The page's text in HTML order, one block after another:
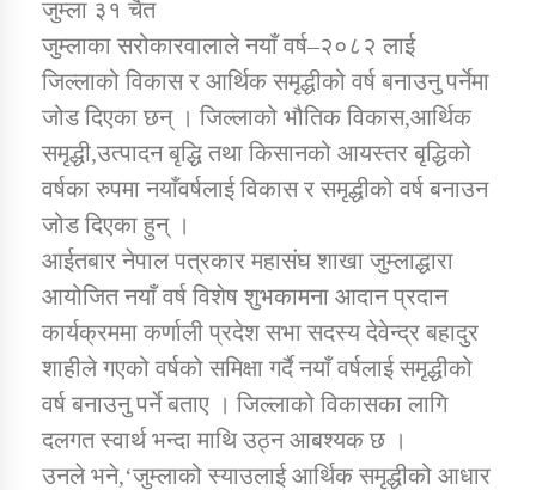
डिभिजन कार्यालय जुम्लाको सुचना सन्देश
कर्णाली प्रविधि शिक्षालय जुम्लाको सुचना
सामाजिक बिकास कार्यालय जुम्लाकाे सुचना
जुम्ला ३१ चैत
जुम्लाका सरोकारवालाले नयाँ वर्ष–२०८२ लाई
जिल्लाको विकास र आर्थिक समृद्धीको वर्ष बनाउनु पर्नेमा
जोड दिएका छन् । जिल्लाको भौतिक विकास,आर्थिक
समृद्धी,उत्पादन बृद्धि तथा किसानको आयस्तर बृद्धिको
वर्षका रुपमा नयाँवर्षलाई विकास र समृद्धीको वर्ष बनाउन
जोड दिएका हुन् ।
आईतबार नेपाल पत्रकार महासंघ शाखा जुम्लाद्धारा
आयोजित नयाँ वर्ष विशेष शुभकामना आदान प्रदान
कार्यक्रममा कर्णाली प्रदेश सभा सदस्य देवेन्द्र बहादुर
शाहीले गएको वर्षको समिक्षा गर्दै नयाँ वर्षलाई समृद्धीको
वर्ष बनाउनु पर्ने बताए । जिल्लाको विकासका लागि
दलगत स्वार्थ भन्दा माथि उठ्न आबश्यक छ ।
उनले भने,‘जुम्लाको स्याउलाई आर्थिक समृद्धीको आधार